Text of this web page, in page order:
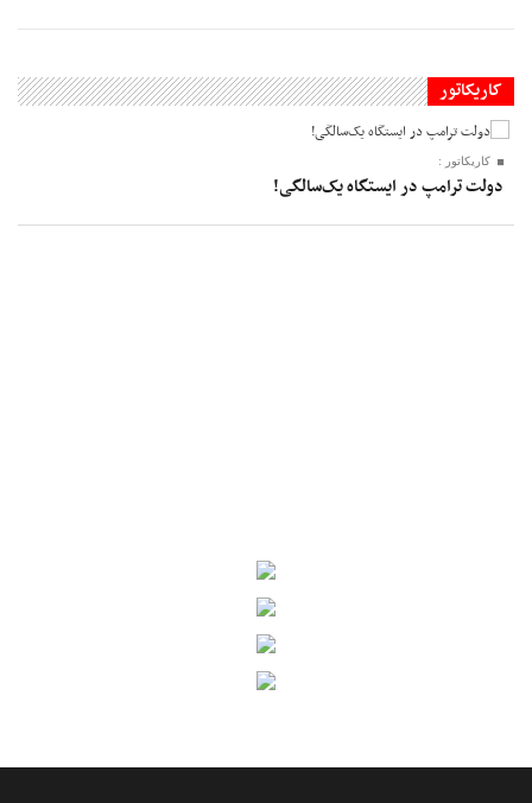
کاریکاتور
کاریکاتور :
دولت ترامپ در ایستگاه یک‌سالگی!